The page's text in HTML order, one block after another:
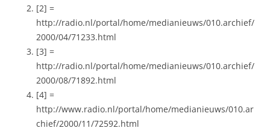
[2] =
http://radio.nl/portal/home/medianieuws/010.archief/
2000/04/71233.html
[3] =
http://radio.nl/portal/home/medianieuws/010.archief/
2000/08/71892.html
[4] =
http://www.radio.nl/portal/home/medianieuws/010.ar
chief/2000/11/72592.html